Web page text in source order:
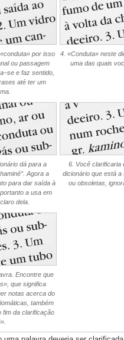
por isso
ou passagem
e faz sentido,
até ter um
4. «Conduta» neste
uma das quais
dá para a
Agora a
para dar saída à
a usa em
dela.
6. Você clarificaria
dicionário que está
ou obsoletas,
Encontre que
que significa
notas acerca do
também
fim da clarificação